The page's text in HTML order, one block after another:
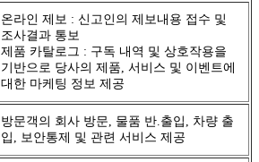
온라인 제보 : 신고인의 제보내용 접수 및
조사결과 통보
제품 카탈로그 : 구독 내역 및 상호작용을
기반으로 당사의 제품, 서비스 및 이벤트에
대한 마케팅 정보 제공
방문객의 회사 방문, 물품 반.출입, 차량 출
입, 보안통제 및 관련 서비스 제공